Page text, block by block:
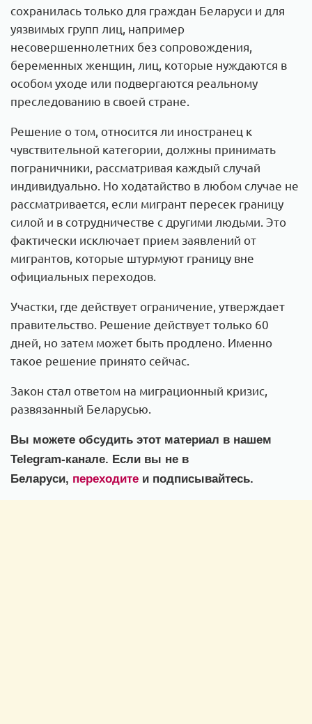
сохранилась только для граждан Беларуси и для
уязвимых групп лиц, например
несовершеннолетних без сопровождения,
беременных женщин, лиц, которые нуждаются в
особом уходе или подвергаются реальному
преследованию в своей стране.
Решение о том, относится ли иностранец к
чувствительной категории, должны принимать
пограничники, рассматривая каждый случай
индивидуально. Но ходатайство в любом случае не
рассматривается, если мигрант пересек границу
силой и в сотрудничестве с другими людьми. Это
фактически исключает прием заявлений от
мигрантов, которые штурмуют границу вне
официальных переходов.
Участки, где действует ограничение, утверждает
правительство. Решение действует только 60
дней, но затем может быть продлено. Именно
такое решение принято сейчас.
Закон стал ответом на миграционный кризис,
развязанный Беларусью.
Вы можете обсудить этот материал в нашем
Telegram-канале. Если вы не в
Беларуси, переходите и подписывайтесь.